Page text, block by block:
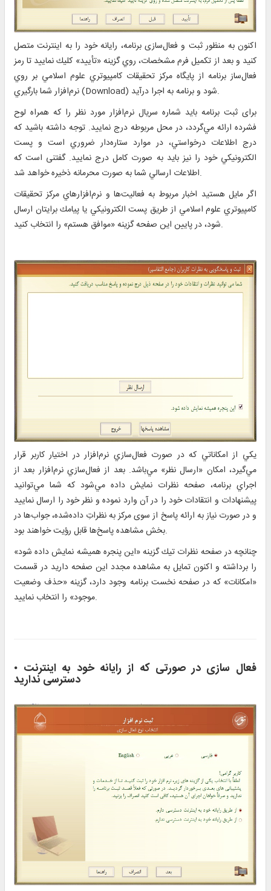
اکنون به منظور ثبت و فعال‌سازی برنامه، رايانه خود را به اينترنت متصل
كنيد و بعد از تكميل فرم مشخصات،‌ روي گزينه «تأييد» كليك نماييد تا رمز
فعال‌ساز برنامه از پايگاه مركز تحقيقات كامپيوتري علوم اسلامي بر روي
نرم‌افزار شما بارگيري (Download) شود و برنامه به اجرا درآيد.
برای ثبت برنامه باید شماره سريال نرم‌افزار مورد نظر را كه همراه لوح
فشرده ارائه مي‌گردد، در محل مربوطه درج نماييد. توجه داشته باشيد كه
درج اطلاعات درخواستي، در موارد ستاره‌دار ضروري است و پست
الكترونيكي خود را نيز بايد به صورت كامل درج نماييد. گفتنی است که
اطلاعات ارسالي شما به صورت محرمانه ذخيره خواهد شد.
اگر مايل هستيد اخبار مربوط به فعاليت‌ها و نرم‌افزارهاي مركز تحقيقات
كامپيوتري علوم اسلامي از طريق پست الكترونيكي يا پيامك برايتان ارسال
شود، در پايين اين صفحه گزينه «موافق هستم» را انتخاب كنيد.
يكي از امكاناتي كه در صورت فعال‌سازي نرم‌افزار در اختيار كاربر قرار
مي‌گيرد، امكان «ارسال نظر» مي‌باشد. بعد از فعال‌سازي نرم‌افزار بعد از
اجراي برنامه، صفحه نظرات نمايش داده مي‌شود كه شما مي‌توانيد
پيشنهادات و انتقادات خود را در آن وارد نموده و نظر خود را ارسال نماييد
و در صورت نياز به ارائه پاسخ از سوی مرکز به نظراتِ داده‌شده، جواب‌ها در
بخش مشاهده پاسخ‌ها قابل رؤيت خواهند بود.
چنانچه در صفحه نظرات تيك گزينه «اين پنجره هميشه نمايش داده شود»
را برداشته و اكنون تمايل به مشاهده مجدد اين صفحه داريد در قسمت
«امكانات» كه در صفحه نخست برنامه وجود دارد، گزينه «حذف وضعيت
موجود» را انتخاب نماييد.
• فعال سازی در صورتی که از رایانه خود به اینترنت
دسترسی ندارید